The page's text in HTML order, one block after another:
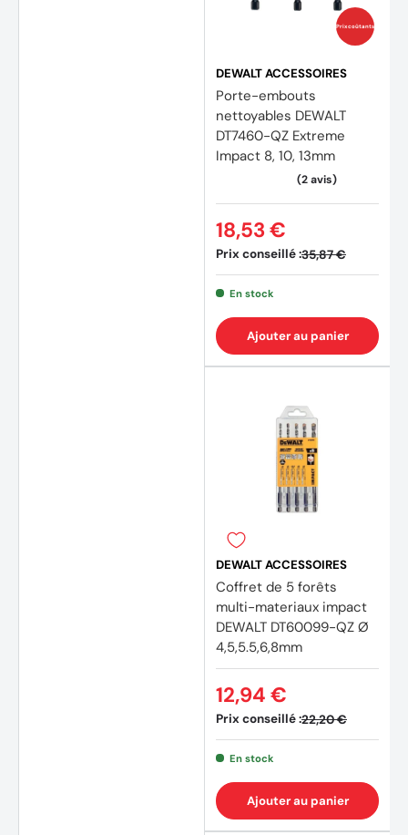
Prix coûtants
DEWALT ACCESSOIRES
Porte-embouts
nettoyables DEWALT
DT7460-QZ Extreme
Impact 8, 10, 13mm
Prix conseillé :35,87 €
18,53 €
En stock
Ajouter au panier
DEWALT ACCESSOIRES
Coffret de 5 forêts
multi-materiaux impact
DEWALT DT60099-QZ Ø
4,5,5.5,6,8mm
Prix conseillé :22,20 €
12,94 €
En stock
Ajouter au panier